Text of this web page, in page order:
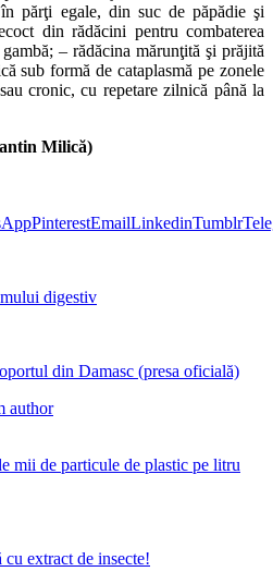
părţi egale, din suc de păpădie şi
din rădăcini pentru combaterea
– rădăcina mărunţită şi prăjită
sub formă de cataplasmă pe zonele
cronic, cu repetare zilnică până la
Milică)
PinterestEmailLinkedinTumblr
digestiv
din Damasc (presa oficială)
author
mii de particule de plastic pe litru
extract de insecte!